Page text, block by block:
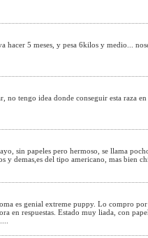
hacer 5 meses, y pesa 6kilos y medio...
no tengo idea donde conseguir esta raza
sin papeles pero hermoso, se llama
y demas,es del tipo americano, mas bien
es genial extreme puppy. Lo compro
en respuestas. Estado muy liada, con